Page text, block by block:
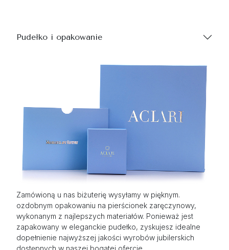
Pudełko i opakowanie
Zamówioną u nas biżuterię wysyłamy w pięknym.
ozdobnym opakowaniu na pierścionek zaręczynowy,
wykonanym z najlepszych materiałów. Ponieważ jest
zapakowany w eleganckie pudełko, zyskujesz idealne
dopełnienie najwyższej jakości wyrobów jubilerskich
dostępnych w naszej bogatej ofercie.